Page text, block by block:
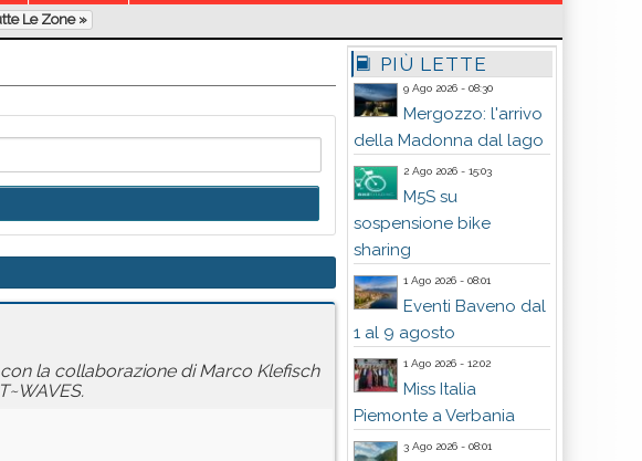
Le Zone »
la collaborazione di Marco Klefisch
PIÙ LETTE
9 Ago 2026 - 08:30
Mergozzo: l'arrivo
della Madonna dal lago
2 Ago 2026 - 15:03
M5S su
sospensione bike
sharing
1 Ago 2026 - 08:01
Eventi Baveno dal
1 al 9 agosto
1 Ago 2026 - 12:02
Miss Italia
Piemonte a Verbania
3 Ago 2026 - 08:01